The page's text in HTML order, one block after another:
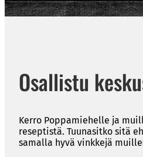
Osallistu
Kerro Poppamiehelle ja
reseptistä. Tuunasitko sitä
samalla hyvä vinkkejä